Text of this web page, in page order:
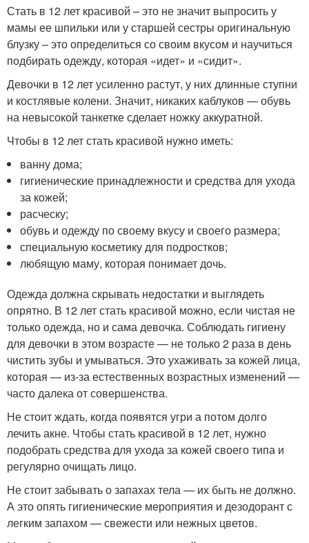
Стать в 12 лет красивой – это не значит выпросить у
мамы ее шпильки или у старшей сестры оригинальную
блузку – это определиться со своим вкусом и научиться
подбирать одежду, которая «идет» и «сидит».
Девочки в 12 лет усиленно растут, у них длинные ступни
и костлявые колени. Значит, никаких каблуков — обувь
на невысокой танкетке сделает ножку аккуратной.
Чтобы в 12 лет стать красивой нужно иметь:
ванну дома;
гигиенические принадлежности и средства для ухода
за кожей;
расческу;
обувь и одежду по своему вкусу и своего размера;
специальную косметику для подростков;
любящую маму, которая понимает дочь.
Одежда должна скрывать недостатки и выглядеть
опрятно. В 12 лет стать красивой можно, если чистая не
только одежда, но и сама девочка. Соблюдать гигиену
для девочки в этом возрасте — не только 2 раза в день
чистить зубы и умываться. Это ухаживать за кожей лица,
которая — из-за естественных возрастных изменений —
часто далека от совершенства.
Не стоит ждать, когда появятся угри а потом долго
лечить акне. Чтобы стать красивой в 12 лет, нужно
подобрать средства для ухода за кожей своего типа и
регулярно очищать лицо.
Не стоит забывать о запахах тела — их быть не должно.
А это опять гигиенические мероприятия и дезодорант с
легким запахом — свежести или нежных цветов.